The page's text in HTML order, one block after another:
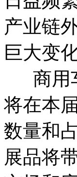
产业链
巨大变化
商用
将在本
数量和
展品将